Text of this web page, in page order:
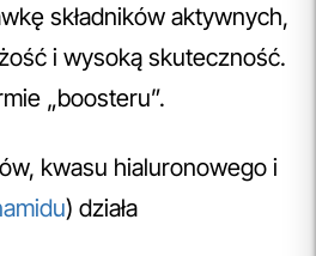
składników aktywnych,
i wysoką skuteczność.
„boosteru”.
kwasu hialuronowego i
) działa